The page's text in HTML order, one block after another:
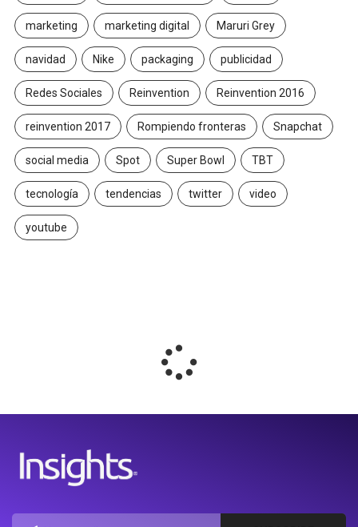
marketing marketing digital Maruri Grey
navidad Nike packaging publicidad
Redes Sociales Reinvention Reinvention 2016
reinvention 2017 Rompiendo fronteras Snapchat
social media Spot Super Bowl TBT
tecnología tendencias twitter video
youtube